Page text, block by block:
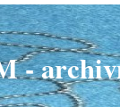
-